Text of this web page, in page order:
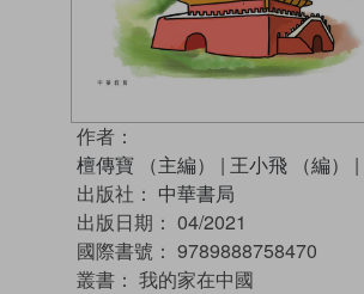
作者：
檀傳寶 （主編）
| 王小飛 （編） |
出版社： 中華書局
出版日期： 04/2021
國際書號： 9789888758470
叢書： 我的家在中國